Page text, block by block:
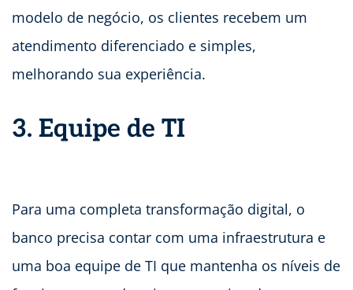
modelo de negócio, os clientes recebem um
atendimento diferenciado e simples,
melhorando sua experiência.
3. Equipe de TI
Para uma completa transformação digital, o
banco precisa contar com uma infraestrutura e
uma boa equipe de TI que mantenha os níveis de